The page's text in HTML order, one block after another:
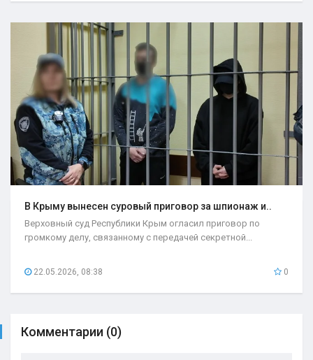
В Крыму вынесен суровый приговор за шпионаж и..
Верховный суд Республики Крым огласил приговор по
громкому делу, связанному с передачей секретной...
22.05.2026, 08:38 0
Комментарии (0)